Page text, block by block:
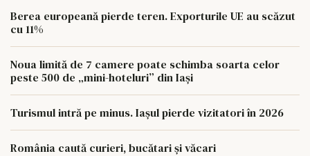
Berea europeană pierde teren. Exporturile UE au scăzut
cu 11%
Noua limită de 7 camere poate schimba soarta celor
peste 500 de „mini-hoteluri” din Iași
Turismul intră pe minus. Iașul pierde vizitatori în 2026
România caută curieri, bucătari și văcari